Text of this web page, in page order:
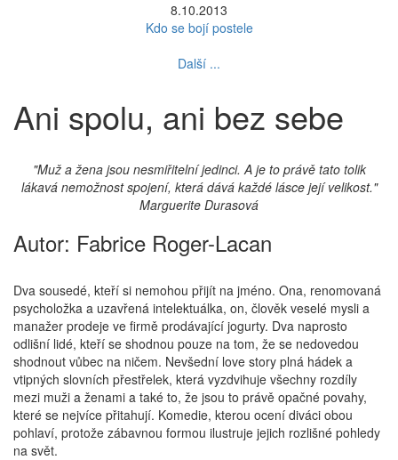
8.10.2013
Kdo se bojí postele
Další ...
Ani spolu, ani bez sebe
"Muž a žena jsou nesmiřitelní jedinci. A je to právě tato tolik
lákavá nemožnost spojení, která dává každé lásce její velikost."
Marguerite Durasová
Autor: Fabrice Roger-Lacan
Dva sousedé, kteří si nemohou přijít na jméno. Ona, renomovaná
psycholožka a uzavřená intelektuálka, on, člověk veselé mysli a
manažer prodeje ve firmě prodávající jogurty. Dva naprosto
odlišní lidé, kteří se shodnou pouze na tom, že se nedovedou
shodnout vůbec na ničem. Nevšední love story plná hádek a
vtipných slovních přestřelek, která vyzdvihuje všechny rozdíly
mezi muži a ženami a také to, že jsou to právě opačné povahy,
které se nejvíce přitahují. Komedie, kterou ocení diváci obou
pohlaví, protože zábavnou formou ilustruje jejich rozlišné pohledy
na svět.